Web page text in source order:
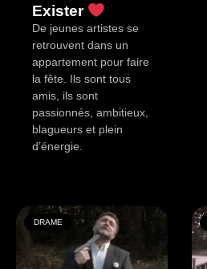
Exister
De jeunes artistes se
retrouvent dans un
appartement pour faire
la fête. Ils sont tous
amis, ils sont
passionnés, ambitieux,
blagueurs et plein
d’énergie.
DRAME